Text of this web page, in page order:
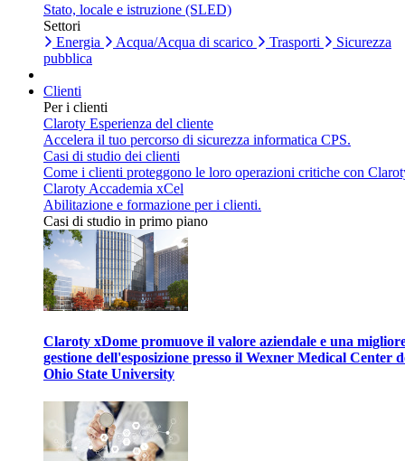
Stato, locale e istruzione (SLED)
Settori
Energia
Acqua/Acqua di scarico Trasporti
Sicurezza
pubblica
Clienti
Per i clienti
Claroty Esperienza del cliente
Accelera il tuo percorso di sicurezza informatica CPS.
Casi di studio dei clienti
Come i clienti proteggono le loro operazioni critiche con
Claroty Accademia xCel
Abilitazione e formazione per i clienti.
Casi di studio in primo piano
Claroty xDome promuove il valore aziendale e una
gestione dell'esposizione presso il Wexner Medical Center
Ohio State University